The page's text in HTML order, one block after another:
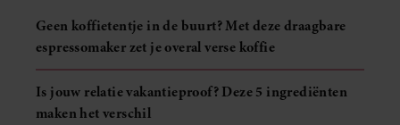
Geen koffietentje in de buurt? Met deze draagbare
espressomaker zet je overal verse koffie
Is jouw relatie vakantieproof? Deze 5 ingrediënten
maken het verschil